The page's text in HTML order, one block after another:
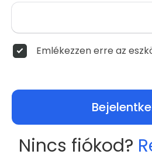
Emlékezzen erre az
Nincs fiókod?